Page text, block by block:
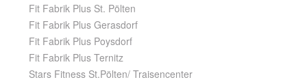
Fit Fabrik Plus St. Pölten
Fit Fabrik Plus Gerasdorf
Fit Fabrik Plus Poysdorf
Fit Fabrik Plus Ternitz
Stars Fitness St.Pölten/ Traisencenter